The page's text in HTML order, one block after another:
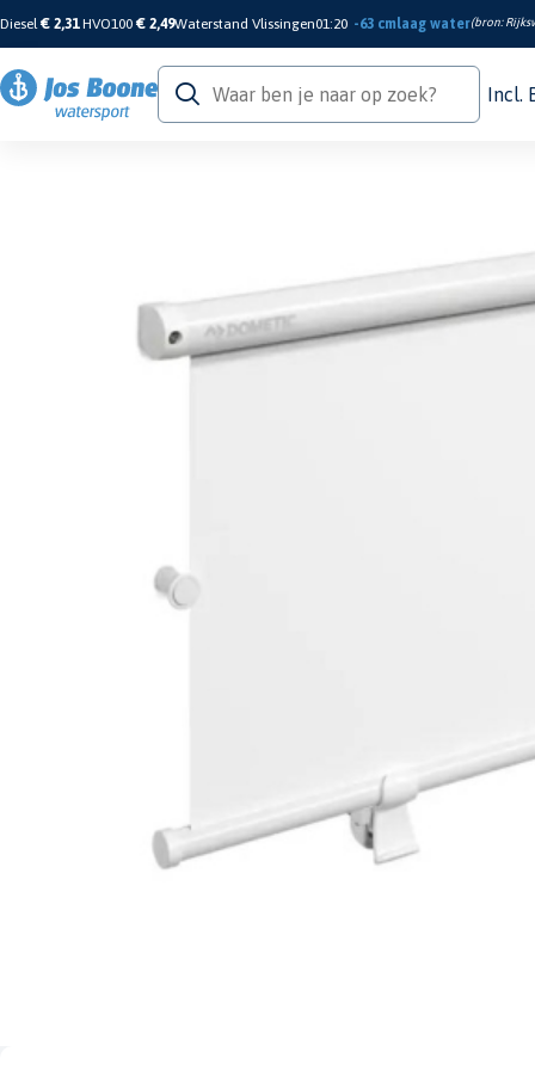
Diesel€ 2,31 HVO100 € 2,49Waterstand Vlissingen01:20 -63 cmlaag water(bron:
Incl.
Dometic Oceanair